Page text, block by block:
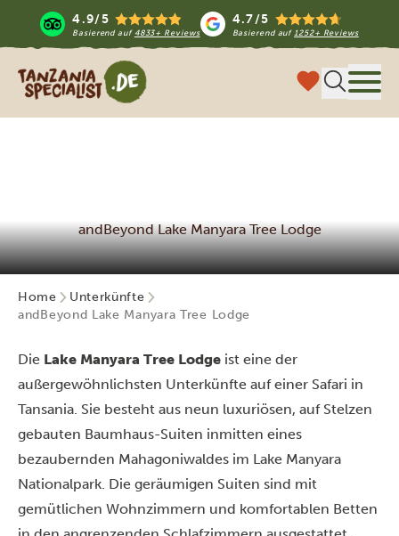
4.9/5
Basierend auf 4833+ Reviews
4.7/5
Basierend auf1252+ Reviews
Tanzania Specialist
andBeyond Lake Manyara Tree Lodge
Home
Unterkünfte
andBeyond Lake Manyara Tree Lodge
Die Lake Manyara Tree Lodge ist eine der
außergewöhnlichsten Unterkünfte auf einer Safari in
Tansania. Sie besteht aus neun luxuriösen, auf Stelzen
gebauten Baumhaus-Suiten inmitten eines
bezaubernden Mahagoniwaldes im Lake Manyara
Nationalpark. Die geräumigen Suiten sind mit
gemütlichen Wohnzimmern und komfortablen Betten